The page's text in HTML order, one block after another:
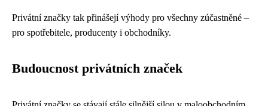
Privátní značky tak přinášejí výhody pro všechny zúčastněné –
pro spotřebitele, producenty i obchodníky.
Budoucnost privátních značek